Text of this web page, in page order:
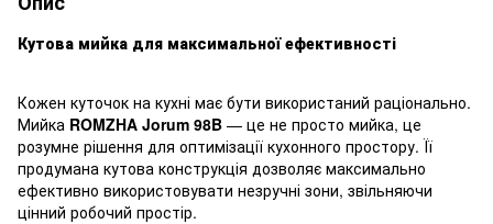
Кутова мийка для максимальної ефективності
Кожен куточок на кухні має бути використаний раціонально.
Мийка ROMZHA Jorum 98B — це не просто мийка, це
розумне рішення для оптимізації кухонного простору. Її
продумана кутова конструкція дозволяє максимально
ефективно використовувати незручні зони, звільняючи
цінний робочий простір.